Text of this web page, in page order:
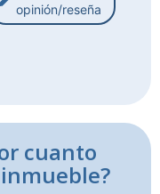
opinión/reseña
cuanto